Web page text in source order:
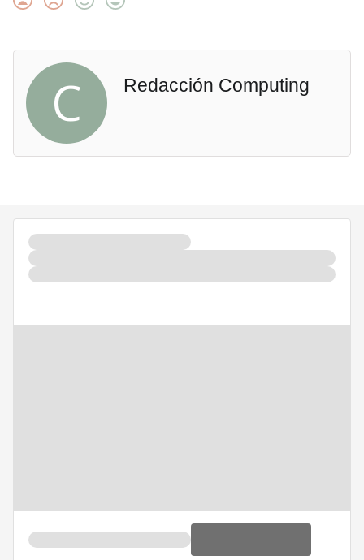
C Redacción Computing